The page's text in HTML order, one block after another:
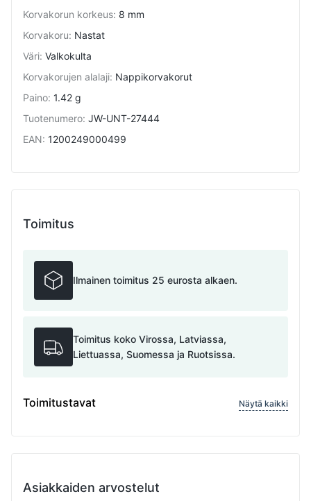
Korvakorun korkeus: 8 mm
Korvakoru: Nastat
Väri: Valkokulta
Korvakorujen alalaji: Nappikorvakorut
Paino: 1.42 g
Tuotenumero: JW-UNT-27444
EAN: 1200249000499
Toimitus
Ilmainen toimitus 25 eurosta alkaen.
Toimitus koko Virossa, Latviassa,
Liettuassa, Suomessa ja Ruotsissa.
Toimitustavat Näytä kaikki
Asiakkaiden arvostelut